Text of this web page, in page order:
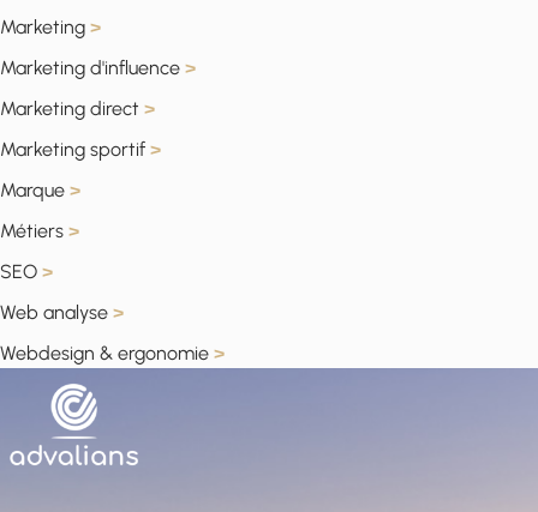
Marketing >
Marketing d'influence >
Marketing direct >
Marketing sportif >
Marque >
Métiers >
SEO >
Web analyse >
Webdesign & ergonomie >